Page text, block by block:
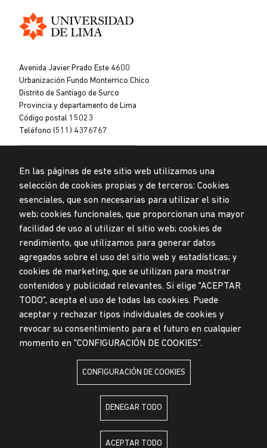
de
Lima
Avenida Javier Prado Este 4600
Urbanización Fundo Monterrico Chico
Distrito de Santiago de Surco
Provincia y departamento de Lima
Código postal 15023
Teléfono (511) 4376767
Privacidad de datos personales
Mesa de partes
© Universidad de Lima, 2024
Todos los derechos reservados
Diseñado por Partners
LA UNIVERSIDAD DE LIMA ES MIEMBRO DE
En las páginas de este sitio web utilizamos una
selección de cookies propias y de terceros: Cookies
esenciales, que son necesarias para utilizar el sitio
web; cookies funcionales, que proporcionan una mayor
facilidad de uso al utilizar el sitio web; cookies de
rendimiento, que utilizamos para generar datos
agregados sobre el uso del sitio web y estadísticas; y
cookies de marketing, que se utilizan para mostrar
contenidos y publicidad relevantes. Si elige "ACEPTAR
TODO", acepta el uso de todas las cookies. Puede
aceptar y rechazar tipos individuales de cookies y
revocar su consentimiento para el futuro en cualquier
momento en "CONFIGURACIÓN DE COOKIES".
CONFIGURACIÓN DE COOKIES
DENEGAR TODO
ACEPTAR TODO